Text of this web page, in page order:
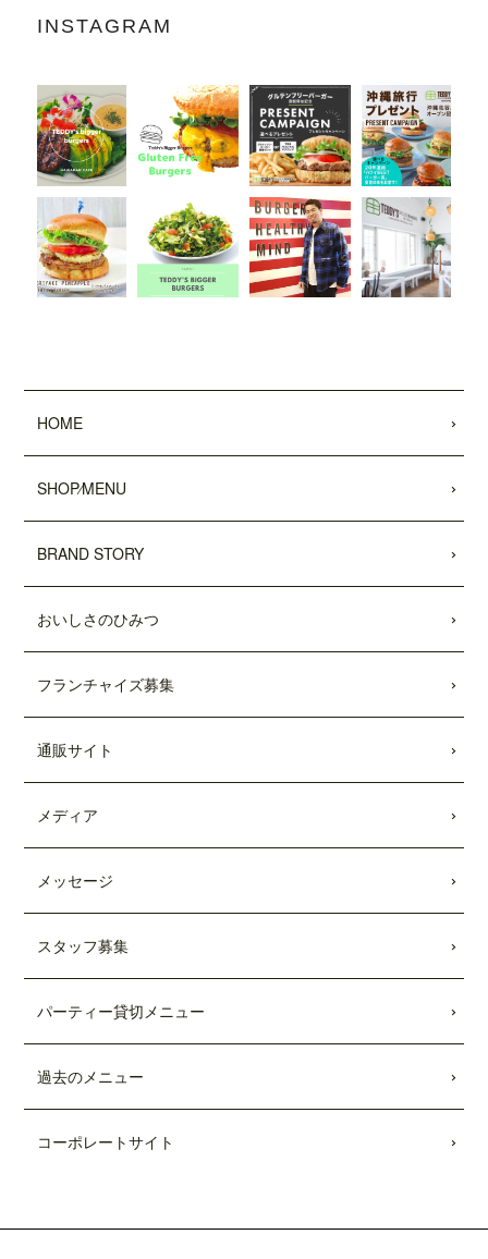
ます。
間、従来のポテトを代替えのポテトに変
更させていただきます。ご利用のお客様
には大変ご不便をおかけいたしますが、
何卒ご了承の程、よろしくお願い申し上
げます。
2022.04.04
「東京カレンダー」2022年5月号に、中目
黒店の
「5倍激辛バーガー」が掲載されま
した。
C MOOK)」に、「テディーズビガーバー
2021.12.03
11/26付「
バーガー千葉ユニモちはら台店が紹介さ
れました。
中目黒店がプレオープンしました。
市原ユニモちはら台店がプレオープンし
ました。
2021.10.11
キッチンカー出張受付開始しました。
した。
TBSテレビ「
GGER BURGERSの「メガモンスター
た。
日本テレビ「
GGER BURGERSの「メガモンスター
バーガー宅配セット
TBSテレビ「Nスタ」にて、TEDDY'S BI
INSTAGRAM
HOME
SHOP⁄MENU
BRAND STORY
おいしさのひみつ
フランチャイズ募集
通販サイト
メディア
メッセージ
スタッフ募集
パーティー貸切メニュー
過去のメニュー
コーポレートサイト